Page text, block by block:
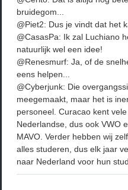
bruidegom...
@Piet2: Dus je vindt dat het
@CasasPa: Ik zal Luchiano
natuurlijk wel een idee!
@Renesmurf: Ja, of de
eens helpen...
@Cyberjunk: Die
meegemaakt, maar het is
personeel. Curacao kent
Nederlandse, dus ook VWO
MAVO. Verder hebben wij
alles studeren, dus elk jaar
naar Nederland voor hun